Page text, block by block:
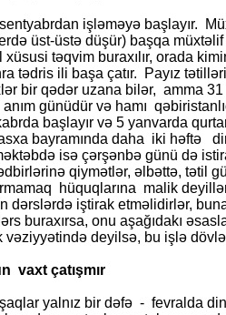
işləməyə başlayır.
üst-üstə düşür) başqa
təqvim buraxılır, orada
tədris ili başa çatır. Payız
bir qədər uzana bilər, amma
anım günüdür və hamı
başlayır və 5 yanvarda
bayramında daha iki həftə
isə çərşənbə günü də
qiymətlər, əlbəttə, tətil
hüquqlarına malik
dərslərdə iştirak etməlidirlər,
buraxırsa, onu aşağıdakı
vəziyyətində deyilsə, bu işlə
vaxt çatışmır
yalnız bir dəfə - fevralda